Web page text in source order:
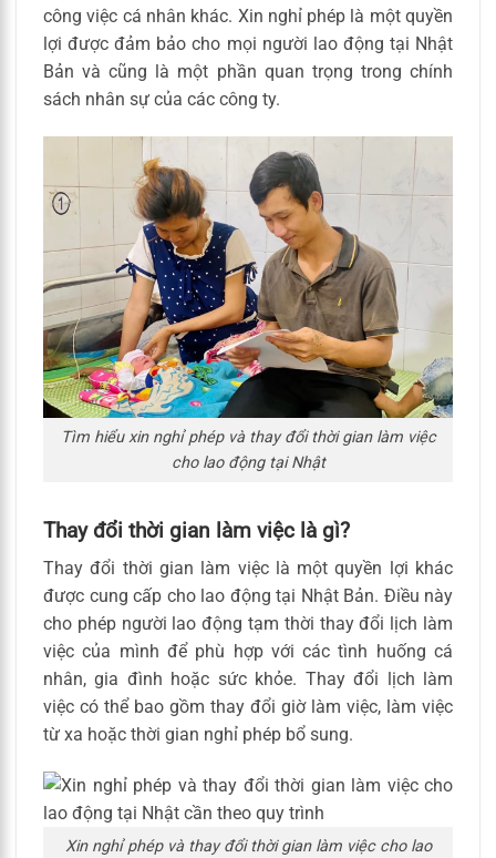
công việc cá nhân khác. Xin nghỉ phép là một quyền
lợi được đảm bảo cho mọi người lao động tại Nhật
Bản và cũng là một phần quan trọng trong chính
sách nhân sự của các công ty.
Tìm hiểu xin nghỉ phép và thay đổi thời gian làm việc
cho lao động tại Nhật
Thay đổi thời gian làm việc là gì?
Thay đổi thời gian làm việc là một quyền lợi khác
được cung cấp cho lao động tại Nhật Bản. Điều này
cho phép người lao động tạm thời thay đổi lịch làm
việc của mình để phù hợp với các tình huống cá
nhân, gia đình hoặc sức khỏe. Thay đổi lịch làm
việc có thể bao gồm thay đổi giờ làm việc, làm việc
từ xa hoặc thời gian nghỉ phép bổ sung.
Xin nghỉ phép và thay đổi thời gian làm việc cho lao